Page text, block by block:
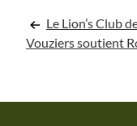
l’article
Le Lion’s Club
Vouziers soutient